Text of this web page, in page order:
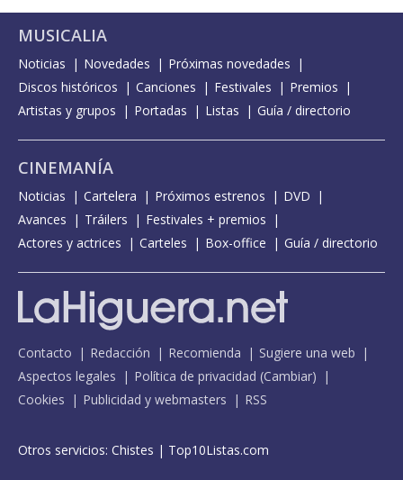
MUSICALIA
Noticias Novedades
Próximas novedades
Discos históricos
Canciones Festivales
Premios
Artistas y grupos
Portadas Listas Guía / directorio
CINEMANÍA
Noticias Cartelera Próximos estrenos
DVD
Avances
Tráilers
Festivales + premios
Actores y actrices
Carteles Box-office Guía / directorio
Contacto Redacción Recomienda
Sugiere una web
Aspectos legales
Política de privacidad (Cambiar)
Cookies
Publicidad y webmasters RSS
Otros servicios: Chistes | Top10Listas.com